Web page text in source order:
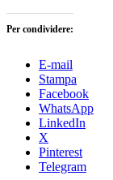
Per condividere:
E-mail
Stampa
Facebook
WhatsApp
LinkedIn
X
Pinterest
Telegram